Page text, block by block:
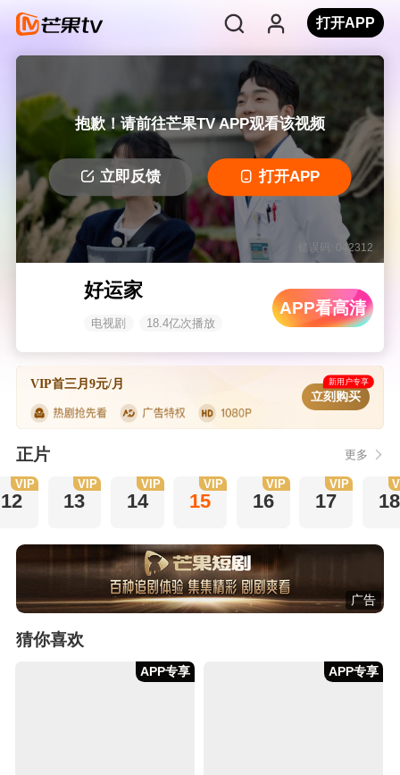
打开APP
抱歉！请前往芒果TV APP观看该视频
立即反馈 打开APP
错误码: 042312
好运家
电视剧 18.4亿次播放
APP看高清
VIP首三月9元/月 新用户专享
立刻购买
正片 更多
12
VIP
13
VIP
14
VIP
15
VIP
16
VIP
17
VIP
18
广告
猜你喜欢
APP专享 APP专享